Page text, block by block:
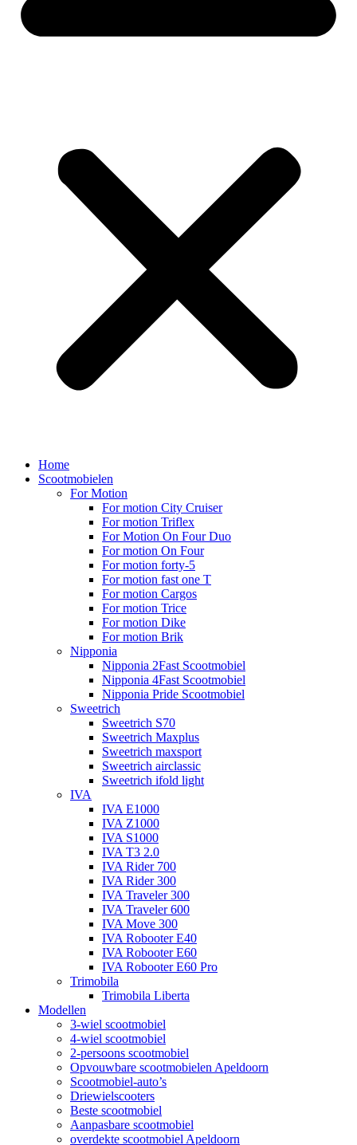
Home
Scootmobielen
For Motion
For motion City Cruiser
For motion Triflex
For Motion On Four Duo
For motion On Four
For motion forty-5
For motion fast one T
For motion Cargos
For motion Trice
For motion Dike
For motion Brik
Nipponia
Nipponia 2Fast Scootmobiel
Nipponia 4Fast Scootmobiel
Nipponia Pride Scootmobiel
Sweetrich
Sweetrich S70
Sweetrich Maxplus
Sweetrich maxsport
Sweetrich airclassic
Sweetrich ifold light
IVA
IVA E1000
IVA Z1000
IVA S1000
IVA T3 2.0
IVA Rider 700
IVA Rider 300
IVA Traveler 300
IVA Traveler 600
IVA Move 300
IVA Robooter E40
IVA Robooter E60
IVA Robooter E60 Pro
Trimobila
Trimobila Liberta
Modellen
3-wiel scootmobiel
4-wiel scootmobiel
2-persoons scootmobiel
Opvouwbare scootmobielen Apeldoorn
Scootmobiel-auto’s
Driewielscooters
Beste scootmobiel
Aanpasbare scootmobiel
overdekte scootmobiel Apeldoorn